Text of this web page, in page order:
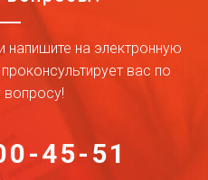
напишите на электронную
вас по
45-51